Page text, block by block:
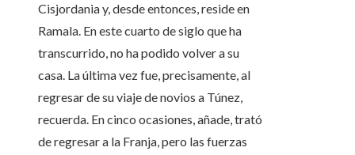
Cisjordania y, desde entonces, reside en
Ramala. En este cuarto de siglo que ha
transcurrido, no ha podido volver a su
casa. La última vez fue, precisamente, al
regresar de su viaje de novios a Túnez,
recuerda. En cinco ocasiones, añade, trató
de regresar a la Franja, pero las fuerzas